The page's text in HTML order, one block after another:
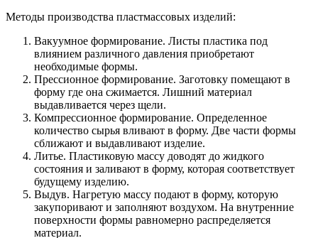
Методы производства пластмассовых изделий:
Вакуумное формирование. Листы пластика под
влиянием различного давления приобретают
необходимые формы.
Прессионное формирование. Заготовку помещают в
форму где она сжимается. Лишний материал
выдавливается через щели.
Компрессионное формирование. Определенное
количество сырья вливают в форму. Две части формы
сближают и выдавливают изделие.
Литье. Пластиковую массу доводят до жидкого
состояния и заливают в форму, которая соответствует
будущему изделию.
Выдув. Нагретую массу подают в форму, которую
закупоривают и заполняют воздухом. На внутренние
поверхности формы равномерно распределяется
материал.